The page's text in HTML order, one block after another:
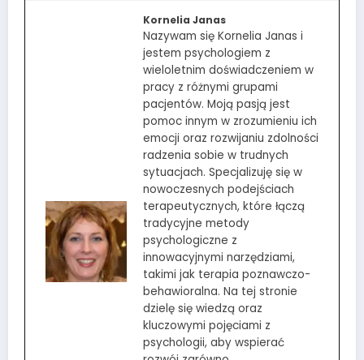
Kornelia Janas
Nazywam się Kornelia Janas i
jestem psychologiem z
wieloletnim doświadczeniem w
pracy z różnymi grupami
pacjentów. Moją pasją jest
pomoc innym w zrozumieniu ich
emocji oraz rozwijaniu zdolności
radzenia sobie w trudnych
sytuacjach. Specjalizuję się w
nowoczesnych podejściach
terapeutycznych, które łączą
tradycyjne metody
psychologiczne z
innowacyjnymi narzędziami,
takimi jak terapia poznawczo-
behawioralna. Na tej stronie
dzielę się wiedzą oraz
kluczowymi pojęciami z
psychologii, aby wspierać